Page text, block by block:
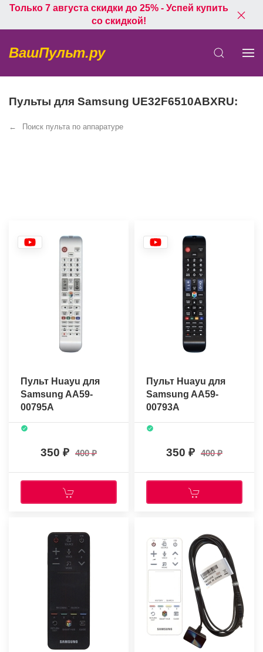
Только 7 августа скидки до 25% - Успей купить
со скидкой!
ВашПульт.ру
Пульты для Samsung UE32F6510ABXRU:
Поиск пульта по аппаратуре
Пульт Huayu для
Samsung AA59-
00795A
350 400
Пульт Huayu для
Samsung AA59-
00793A
350 400